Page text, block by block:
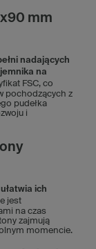
mm
nadających
na
FSC, co
pochodzących z
pudełka
i
ich
jest
na czas
zajmują
momencie.